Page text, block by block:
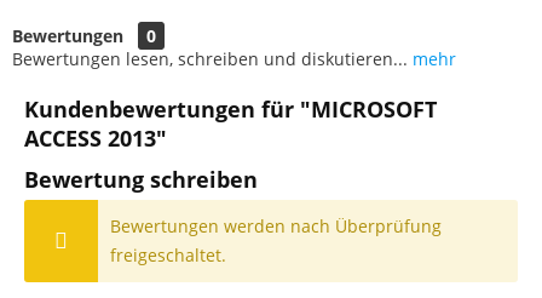
Bewertungen
0
Bewertungen lesen, schreiben und diskutieren... mehr
Kundenbewertungen für "MICROSOFT
ACCESS 2013"
Bewertung schreiben
Bewertungen werden nach Überprüfung
freigeschaltet.